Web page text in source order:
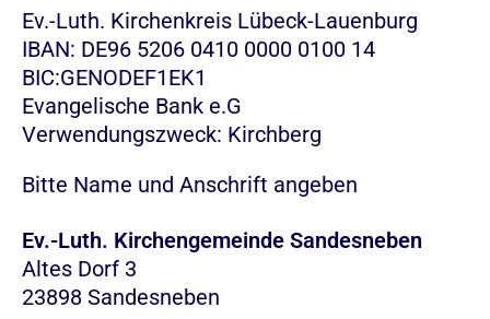
Ev.-Luth. Kirchenkreis Lübeck-Lauenburg
IBAN: DE96 5206 0410 0000 0100 14
BIC:GENODEF1EK1
Evangelische Bank e.G
Verwendungszweck: Kirchberg
Bitte Name und Anschrift angeben
Ev.-Luth. Kirchengemeinde Sandesneben
Altes Dorf 3
23898 Sandesneben